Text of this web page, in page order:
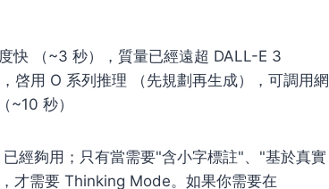
快 （~3 秒），質量已經遠超 DALL-E 3
啓用 O 系列推理 （先規劃再生成），可調用網
~10 秒）
經夠用；只有當需要"含小字標註"、"基於真實
才需要 Thinking Mode。如果你需要在